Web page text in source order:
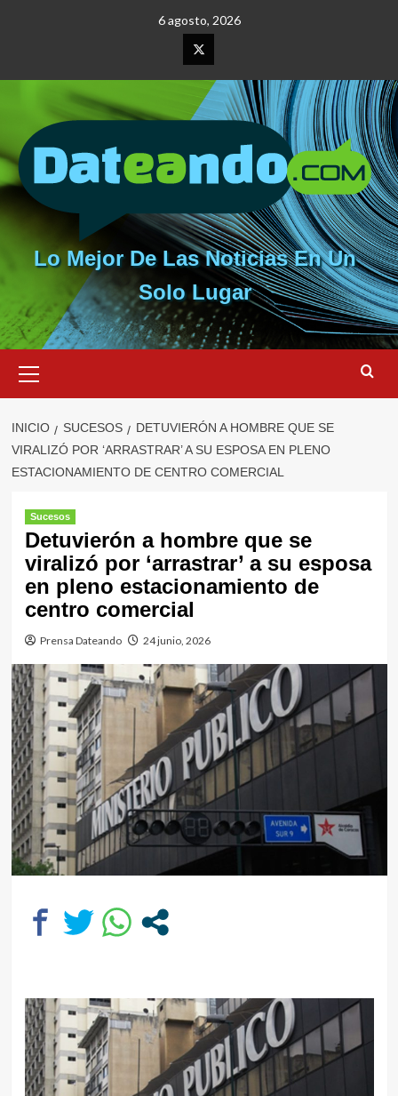
6 agosto, 2026
Elemento
del
menú
Lo Mejor De Las Noticias En Un
Solo Lugar
primario
INICIO SUCESOS
DETUVIERÓN A HOMBRE QUE SE
VIRALIZÓ POR ‘ARRASTRAR’ A SU ESPOSA EN PLENO
ESTACIONAMIENTO DE CENTRO COMERCIAL
Sucesos
Detuvierón a hombre que se
viralizó por ‘arrastrar’ a su esposa
en pleno estacionamiento de
centro comercial
Prensa Dateando 24 junio, 2026